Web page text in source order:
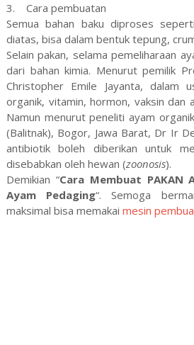
3. Cara pembuatan
Semua bahan baku diproses
diatas, bisa dalam bentuk tepung,
Selain pakan, selama pemeliharaan
dari bahan kimia. Menurut pemilik
Christopher Emile Jayanta, dalam
organik, vitamin, hormon, vaksin dan
Namun menurut peneliti ayam
(Balitnak), Bogor, Jawa Barat, Dr Ir
antibiotik boleh diberikan untuk
disebabkan oleh hewan (zoonosis).
Demikian “Cara Membuat PAKAN
Ayam Pedaging“. Semoga
maksimal bisa memakai mesin